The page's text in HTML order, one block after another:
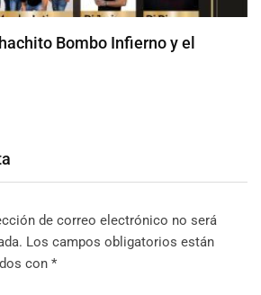
Bombo Infierno y el
de correo electrónico no será
Los campos obligatorios están
con *